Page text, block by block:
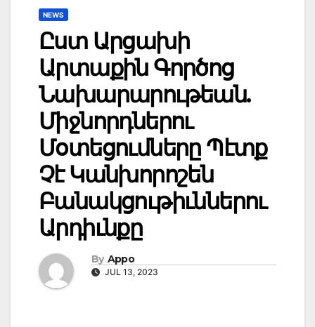
NEWS
Ըստ Արցախի
Արտաքին Գործոց
Նախարարութեան.
Միջնորդներու
Մօտեցումները Պէտք
Չէ Կանխորոշեն
Բանակցութիւններու
Արդիւնքը
By Appo
JUL 13, 2023